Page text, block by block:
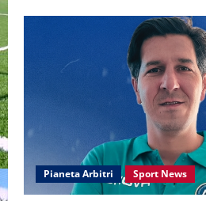
Pianeta Arbitri Sport News